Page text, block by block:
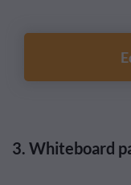
3. Whiteboard